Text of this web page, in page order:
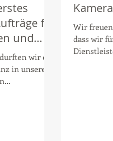
für
und
führten
wir ein
in unseren
Wir
dass wir